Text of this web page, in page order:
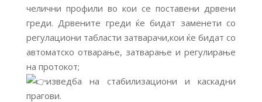
челични профили во кои се поставени дрвени
греди. Дрвените греди ќе бидат заменети со
регулациони табласти затварачи,кои ќе бидат со
автоматско отварање, затварање и регулирање
на протокот;
изведба на стабилизациони и каскадни
прагови.